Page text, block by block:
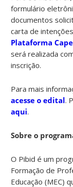
formulário
documentos
carta de
Plataforma
será realizada
inscrição.
Para mais
acesse o edital.
aqui.
Sobre o
O Pibid é um
Formação de
Educação (MEC)